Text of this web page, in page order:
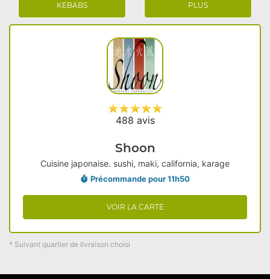
KEBABS PLUS
488 avis
Shoon
Cuisine japonaise. sushi, maki, california, karage
Précommande pour 11h50
VOIR LA CARTE
* Suivant quartier de livraison choisi